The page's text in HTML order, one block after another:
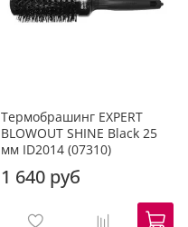
Термобрашинг EXPERT
BLOWOUT SHINE Black 25
мм ID2014 (07310)
1 640 руб